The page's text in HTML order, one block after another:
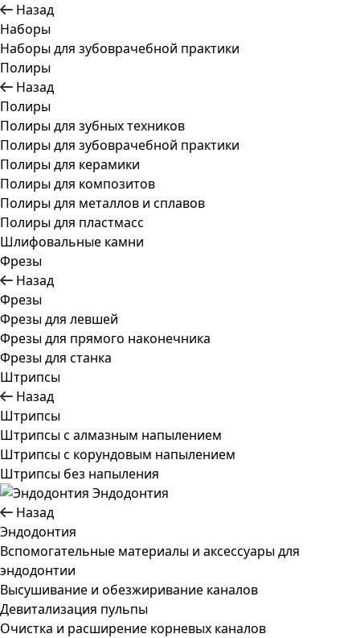
Назад
Наборы
Наборы для зубоврачебной практики
Полиры
Назад
Полиры
Полиры для зубных техников
Полиры для зубоврачебной практики
Полиры для керамики
Полиры для композитов
Полиры для металлов и сплавов
Полиры для пластмасс
Шлифовальные камни
Фрезы
Назад
Фрезы
Фрезы для левшей
Фрезы для прямого наконечника
Фрезы для станка
Штрипсы
Назад
Штрипсы
Штрипсы c алмазным напылением
Штрипсы c корундовым напылением
Штрипсы без напыления
Эндодонтия
Назад
Эндодонтия
Вспомогательные материалы и аксессуары для
эндодонтии
Высушивание и обезжиривание каналов
Девитализация пульпы
Очистка и расширение корневых каналов